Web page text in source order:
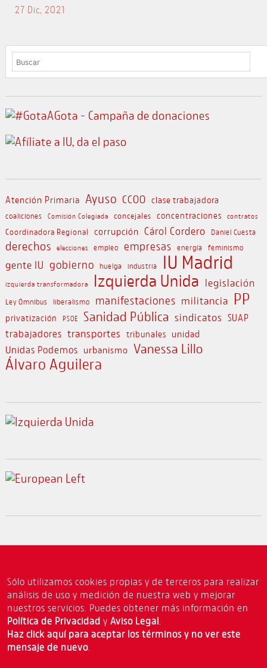
27 Dic, 2021
BUSCAR
Atención Primaria Ayuso CCOO clase trabajadora
coaliciones Comisión Colegiada concejales concentraciones contratos
Coordinadora Regional corrupción Cárol Cordero Daniel Cuesta
derechos elecciones empleo empresas energía feminismo
gente IU gobierno huelga industria IU Madrid
izquierda transformadora Izquierda Unida legislación
Ley Ómnibus liberalismo manifestaciones militancia PP
privatización PSOE Sanidad Pública sindicatos SUAP
trabajadores transportes tribunales unidad
Unidas Podemos urbanismo Vanessa Lillo
Álvaro Aguilera
Política de privacidad
Aviso Legal
Sólo utilizamos cookies propias y de terceros para realizar
análisis de uso y medición de nuestra web y mejorar
nuestros servicios. Puedes obtener más información en
Política de Privacidad y Aviso Legal
Haz click aquí para aceptar los términos y no ver este
mensaje de nuevo.